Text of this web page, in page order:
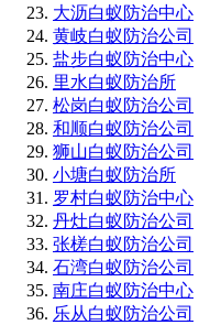
大沥白蚁防治中心
黄岐白蚁防治公司
盐步白蚁防治中心
里水白蚁防治所
松岗白蚁防治公司
和顺白蚁防治公司
狮山白蚁防治公司
小塘白蚁防治所
罗村白蚁防治中心
丹灶白蚁防治公司
张槎白蚁防治公司
石湾白蚁防治公司
南庄白蚁防治中心
乐从白蚁防治公司